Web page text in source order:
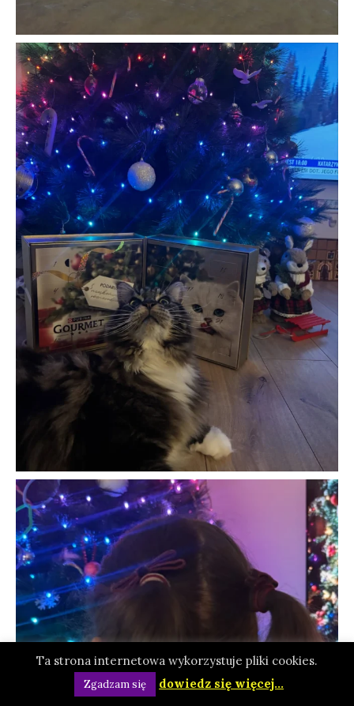
Ta strona internetowa wykorzystuje pliki cookies.
Zgadzam się dowiedz się więcej...